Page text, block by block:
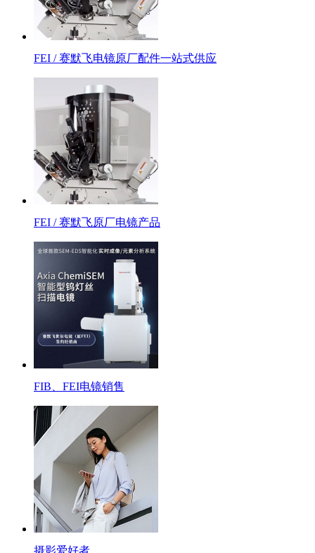
FEI / 赛默飞电镜原厂配件一站式供应
FEI / 赛默飞原厂电镜产品
FIB、FEI电镜销售
摄影爱好者